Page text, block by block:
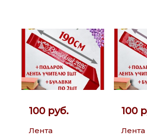
100 руб.
Лента
100
Лента